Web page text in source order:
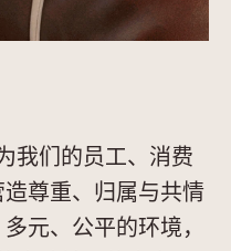
我们的员工、消费
尊重、归属与共情
元、公平的环境，